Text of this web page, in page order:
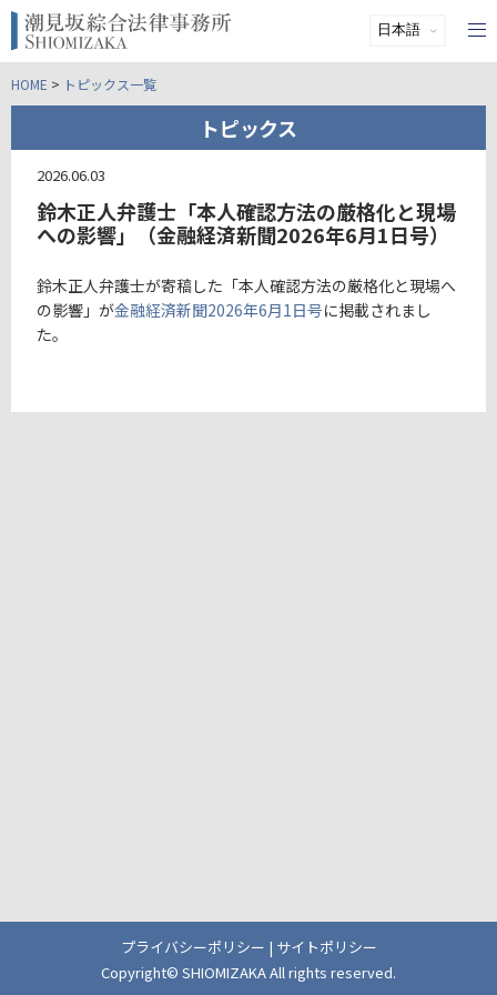
HOME > トピックス一覧
トピックス
2026.06.03
鈴木正人弁護士「本人確認方法の厳格化と現場
への影響」（金融経済新聞2026年6月1日号）
鈴木正人弁護士が寄稿した「本人確認方法の厳格化と現場へ
の影響」が金融経済新聞2026年6月1日号に掲載されまし
た。
プライバシーポリシー | サイトポリシー
Copyright© SHIOMIZAKA All rights reserved.